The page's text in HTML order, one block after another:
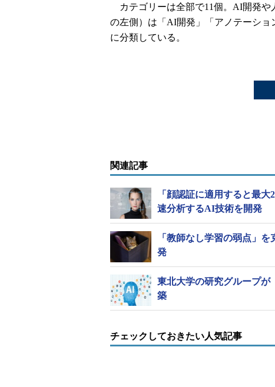
カテゴリーは全部で11個。AI開発や
の左側）は「AI開発」「アノテーシ
に分類している。
関連記事
「顔認証に適用すると最
速分析するAI技術を開発
「教師なし学習の弱点」
発
東北大学の研究グループ
築
チェックしておきたい人気記事